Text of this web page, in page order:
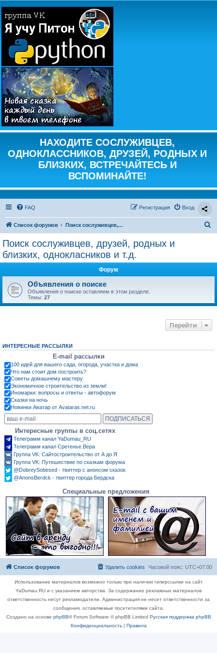
НАХОДИТЕ СОСЛУЖИВЦЕВ,
ОДНОКЛАССНИКОВ, ДРУЗЕЙ, РОДНЫХ И
БЛИЗКИХ, ВСТРЕЧАЙТЕСЬ И
ВСПОМИНАЙТЕ!
FAQ Вход
Регистрация
Список форумов Поиск сослуживцев, друзей, родных и близких, однокласников и т.д.
Поиск сослуживцев, друзей, родных и
близких, однокласников и т.д.
Форум
Объявления о поиске
Объявления о поиске оставляем в этом разделе.
Темы: 27
Перейти
ИНТЕРЕСНЫЕ РАССЫЛКИ
E-mail рассылки
100 идей для вашего сада, огорода, участка и дома
Что нам стоит дом построить?
Советы домашнему мастеру
Экономичное строительство из земли!
Иномарки: вопросы и ответы - автофорум
Сказки на ночь
Новинки Аватар от Avataras.net.ru
Интересные группы в соц.сетях
Телеграмм канал YaDumau_RU
Телеграмм канал Сретенье.Вера
Группа VK: Сайтостроительство от А до Я
Группа VK: Путешествие по сказкам форума
@DobreySobesed - твиттер с анонсом сказок
@AnonsBerdck - твиттер города Бердска
Специальные предложения
Список форумов Часовой пояс: UTC+07:00
Удалить cookies
Использование материалов возможно только при наличии гиперссылки на сайт
YaDumau.RU и с указанием авторства. За содержание рекламных материалов
ответственность несут рекламодатели. Администрация не несет ответственности за
сообщения, оставляемые посетителями сайта.
Создано на основе phpBB® Forum Software © phpBB Limited Русская поддержка phpBB
Конфиденциальность| Правила